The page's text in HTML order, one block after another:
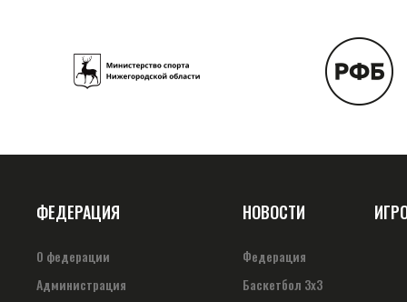
ФЕДЕРАЦИЯ
О федерации
Администрация
НОВОСТИ
Федерация
Баскетбол 3х3